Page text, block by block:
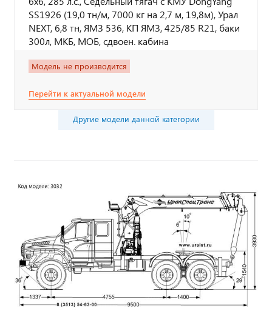
SS1926 (19,0 тн/м, 7000 кг на 2,7 м, 19,8м), Урал
NEXT, 6,8 тн, ЯМЗ 536, КП ЯМЗ, 425/85 R21, баки
300л, МКБ, МОБ, сдвоен. кабина
Модель не производится
Перейти к актуальной модели
Другие модели данной категории